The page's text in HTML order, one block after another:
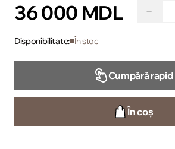
36 000 MDL −
Disponibilitate: În stoc
Cumpără rapid
În coș